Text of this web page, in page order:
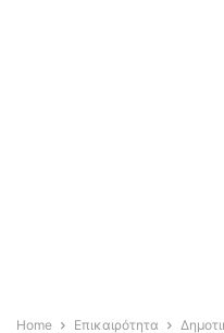
Home Επικαιρότητα